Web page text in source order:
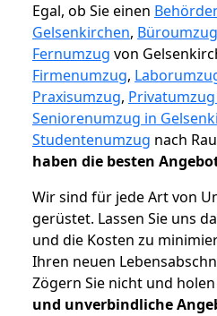
Egal, ob Sie einen
Gelsenkirchen,
Fernumzug von
Firmenumzug,
Praxisumzug,
Seniorenumzug in
Studentenumzug nach
haben die besten
Wir sind für jede Art von
gerüstet. Lassen Sie uns
und die Kosten zu
Ihren neuen
Zögern Sie nicht und holen
und unverbindliche